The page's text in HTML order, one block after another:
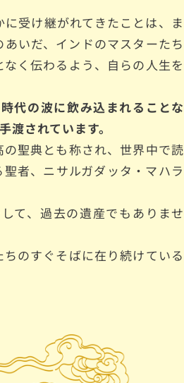
受け継がれてきたことは、ま
いだ、インドのマスターたち
く伝わるよう、自らの人生を
代の波に飲み込まれることな
されています。
聖典とも称され、世界中で読
者、ニサルガダッタ・マハラ
て、過去の遺産でもありませ
のすぐそばに在り続けている